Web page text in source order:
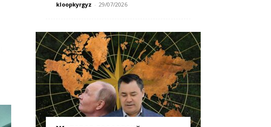
kloopkyrgyz - 29/07/2026